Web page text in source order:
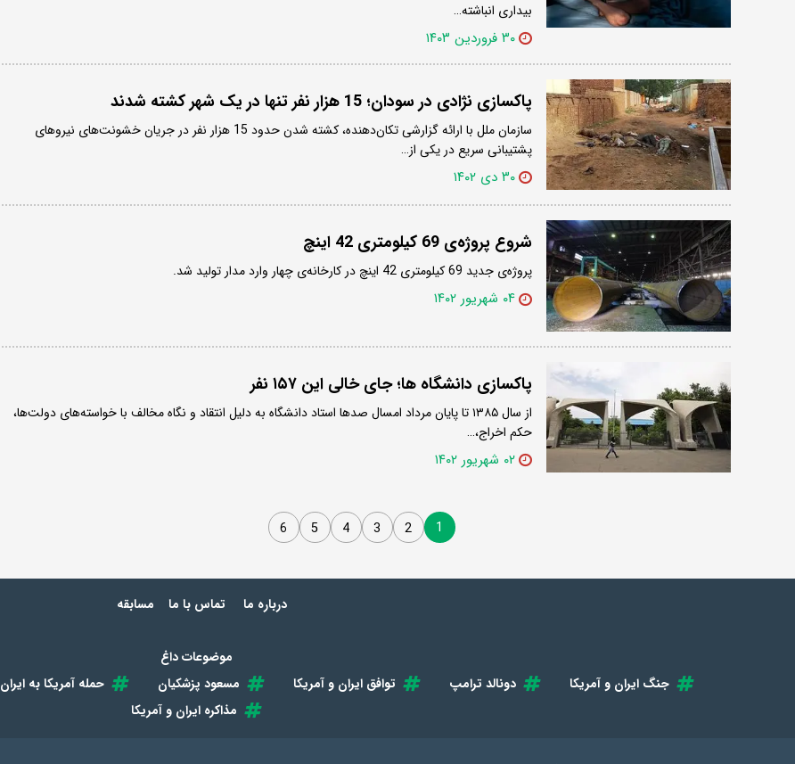
بیداری انباشته…
۳۰ فروردین ۱۴۰۳
پاکسازی نژادی در سودان؛ 15 هزار نفر تنها در یک شهر کشته شدند
سازمان‌ ملل با ارائه گزارشی تکان‌دهنده، کشته شدن حدود 15 هزار نفر در جریان خشونت‌های نیروهای
پشتیبانی سریع در یکی از…
۳۰ دی ۱۴۰۲
شروع پروژه‌ی 69 کیلومتری 42 اینچ
پروژه‌ی جدید 69 کیلومتری 42 اینچ در کارخانه‌ی چهار وارد مدار تولید شد.
۰۴ شهریور ۱۴۰۲
پاکسازی دانشگا‌ه ها؛ جای خالی‌ این ۱۵۷ نفر
​از سال ۱۳۸۵ تا پایان مرداد امسال صد‌ها استاد دانشگاه به دلیل انتقاد و نگاه مخالف با خواسته‌های دولت‌ها،
حکم اخراج،…
۰۲ شهریور ۱۴۰۲
1
2
3
4
5
6
درباره ما تماس با ما مسابقه
موضوعات داغ
جنگ ایران و آمریکا
دونالد ترامپ توافق ایران و آمریکا مسعود پزشکیان حمله آمریکا به ایران
مذاکره ایران و آمریکا